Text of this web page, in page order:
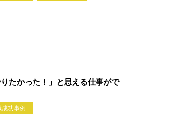
たかった！」と思える仕事がで
成功事例